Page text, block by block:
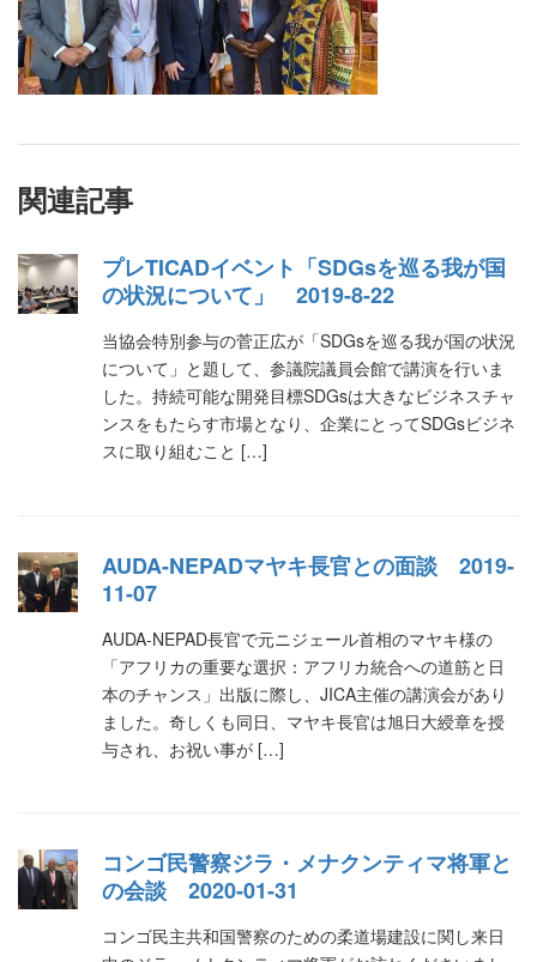
関連記事
プレTICADイベント「SDGsを巡る我が国
の状況について」 2019-8-22
当協会特別参与の菅正広が「SDGsを巡る我が国の状況
について」と題して、参議院議員会館で講演を行いま
した。持続可能な開発目標SDGsは大きなビジネスチャ
ンスをもたらす市場となり、企業にとってSDGsビジネ
スに取り組むこと […]
AUDA-NEPADマヤキ長官との面談 2019-
11-07
AUDA-NEPAD長官で元ニジェール首相のマヤキ様の
「アフリカの重要な選択：アフリカ統合への道筋と日
本のチャンス」出版に際し、JICA主催の講演会があり
ました。奇しくも同日、マヤキ長官は旭日大綬章を授
与され、お祝い事が […]
コンゴ民警察ジラ・メナクンティマ将軍と
の会談 2020-01-31
コンゴ民主共和国警察のための柔道場建設に関し来日